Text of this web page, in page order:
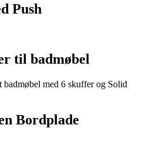
Push
til badmøbel
Bordplade